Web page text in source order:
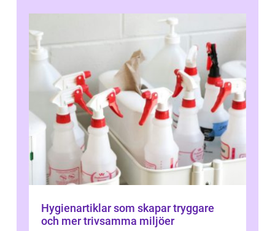
Hygienartiklar som skapar tryggare
och mer trivsamma miljöer